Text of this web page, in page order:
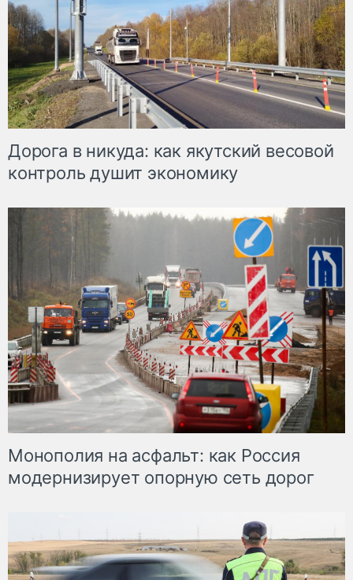
Дорога в никуда: как якутский весовой
контроль душит экономику
Монополия на асфальт: как Россия
модернизирует опорную сеть дорог